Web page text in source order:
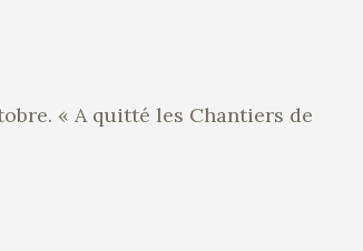
« A quitté les Chantiers de